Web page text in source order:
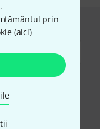
prin
(aici)
Transfer